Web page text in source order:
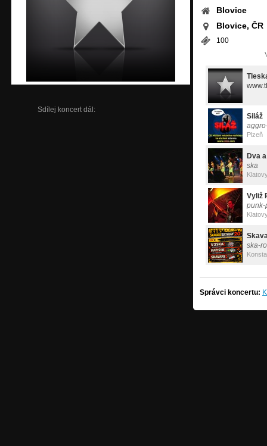
Sdílej koncert dál:
Blovice
Blovice, ČR
100
Siláž
Plzeň
Dva
ska
Vyliž
punk-
ska-
Správci koncertu: